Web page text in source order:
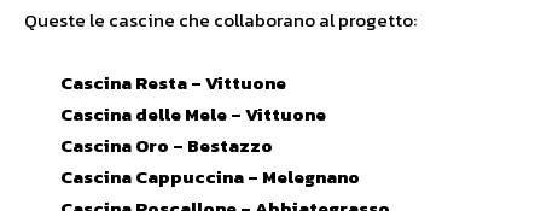
Queste le cascine che collaborano al progetto:
Cascina Resta – Vittuone
Cascina delle Mele – Vittuone
Cascina Oro – Bestazzo
Cascina Cappuccina – Melegnano